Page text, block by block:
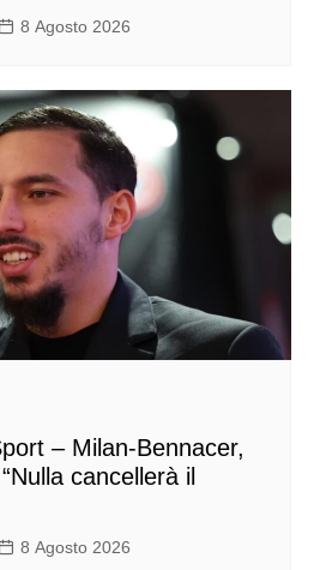
8 Agosto 2026
– Milan-Bennacer,
cancellerà il
8 Agosto 2026